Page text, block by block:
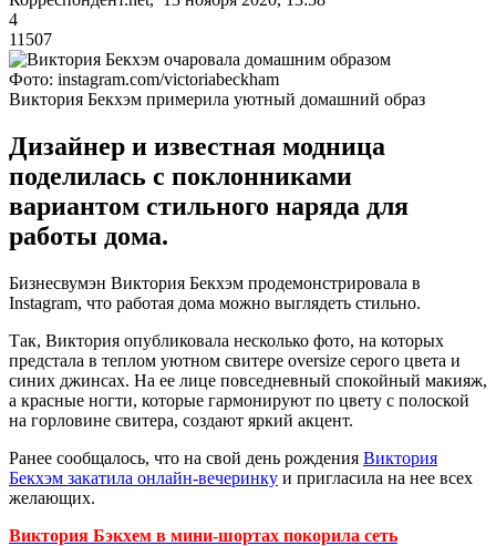
4
11507
Фото: instagram.com/victoriabeckham
Виктория Бекхэм примерила уютный домашний образ
Дизайнер и известная модница
поделилась с поклонниками
вариантом стильного наряда для
работы дома.
Бизнесвумэн Виктория Бекхэм продемонстрировала в
Instagram, что работая дома можно выглядеть стильно.
Так, Виктория опубликовала несколько фото, на которых
предстала в теплом уютном свитере oversize серого цвета и
синих джинсах. На ее лице повседневный спокойный макияж,
а красные ногти, которые гармонируют по цвету с полоской
на горловине свитера, создают яркий акцент.
Ранее сообщалось, что на свой день рождения Виктория
Бекхэм закатила онлайн-вечеринку и пригласила на нее всех
желающих.
Виктория Бэкхем в мини-шортах покорила сеть